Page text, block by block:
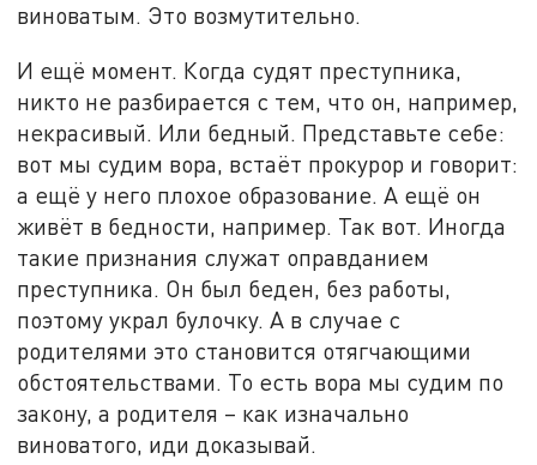
виноватым. Это возмутительно.
И ещё момент. Когда судят преступника,
никто не разбирается с тем, что он, например,
некрасивый. Или бедный. Представьте себе:
вот мы судим вора, встаёт прокурор и говорит:
а ещё у него плохое образование. А ещё он
живёт в бедности, например. Так вот. Иногда
такие признания служат оправданием
преступника. Он был беден, без работы,
поэтому украл булочку. А в случае с
родителями это становится отягчающими
обстоятельствами. То есть вора мы судим по
закону, а родителя – как изначально
виноватого, иди доказывай.